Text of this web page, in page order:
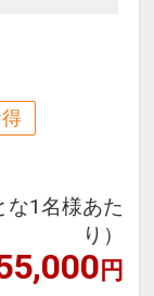
込みに
０円引
変更（人
件・プラ
の変更）
な1名様あた
り）
円